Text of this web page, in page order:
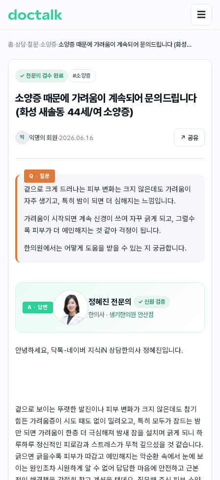
☰
홈›상담·질문›소양증›소양증 때문에 가려움이 계속되어 문의드립니다 (화성…
✓ 전문의 검수 완료 #소양증
소양증 때문에 가려움이 계속되어 문의드립니다
(화성 새솔동 44세/여 소양증)
익 익명의 회원·2026.06.16 ↗ 공유
Q · 질문
겉으로 크게 드러나는 피부 변화는 크지 않은데도 가려움이
자주 생기고, 특히 밤이 되면 더 심해지는 느낌입니다.
가려움이 시작되면 계속 신경이 쓰여 자꾸 긁게 되고, 그럴수
록 피부가 더 예민해지는 것 같아 걱정이 됩니다.
한의원에서는 어떻게 도움을 받을 수 있는 지 궁금합니다.
정혜진 전문의 ✓ 신원 검증
한의사 · 생기한의원 안산점
A · 답변
안녕하세요, 닥톡-네이버 지식iN 상담한의사 정혜진입니다.
겉으로 보이는 뚜렷한 발진이나 피부 변화가 크지 않은데도 참기
힘든 가려움증이 시도 때도 없이 밀려오고, 특히 모두가 잠드는 밤
만 되면 가려움이 한층 더 극심해져 밤새 잠을 설치며 긁게 되니 하
루하루 정신적인 피로감과 스트레스가 무척 깊으셨을 것 같습니다.
긁으면 긁을수록 피부가 따갑고 예민해지는 악순환 속에서 눈에 보
이는 원인조차 시원하게 알 수 없어 답답한 마음에 안전하고 근본